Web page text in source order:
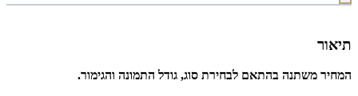
תיאור
המחיר משתנה בהתאם לבחירת סוג, גודל התמונה והגימור.